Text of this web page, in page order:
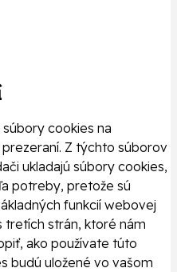
cookies na
prezeraní. Z týchto súborov
ukladajú súbory cookies,
potreby, pretože sú
funkcií webovej
tretích strán, ktoré nám
ako používate túto
budú uložené vo vašom